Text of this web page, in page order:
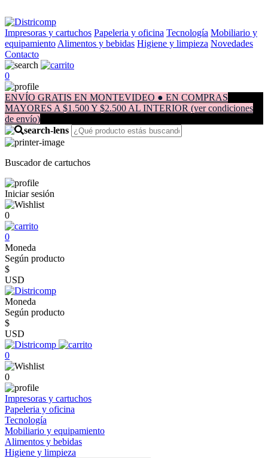
Impresoras y cartuchos Papeleria y oficina Tecnología Mobiliario y
equipamiento Alimentos y bebidas Higiene y limpieza Novedades
Contacto
0
ENVÍO GRATIS EN MONTEVIDEO ● EN COMPRAS
MAYORES A $1.500 Y $2.500 AL INTERIOR (ver condiciones
de envío)
Buscador de cartuchos
Iniciar sesión
0
0
Moneda
Según producto
$
USD
Moneda
Según producto
$
USD
0
0
Impresoras y cartuchos
Papeleria y oficina
Tecnología
Mobiliario y equipamiento
Alimentos y bebidas
Higiene y limpieza